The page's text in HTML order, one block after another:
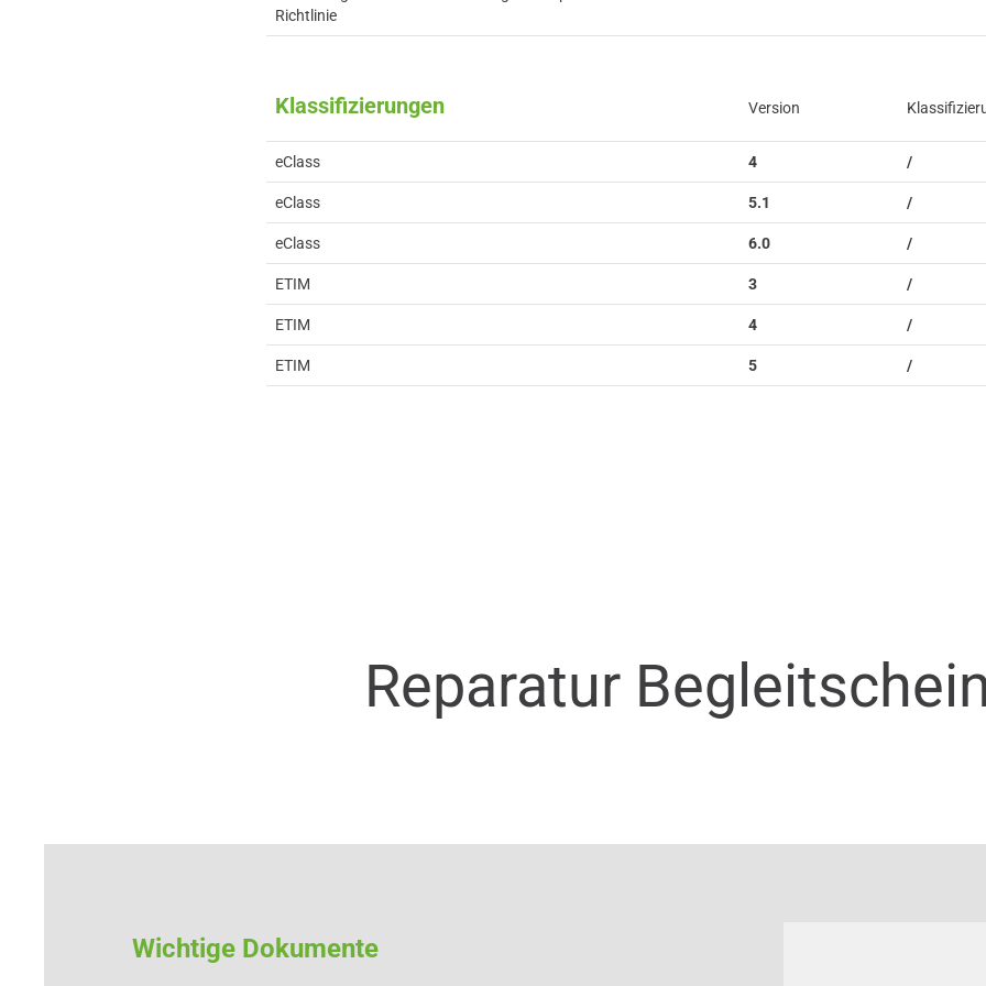
Richtlinie
Klassifizierungen Version
eClass 4 /
eClass 5.1 /
eClass 6.0 /
ETIM 3 /
ETIM 4 /
ETIM 5 /
Reparatur
Wichtige Dokumente